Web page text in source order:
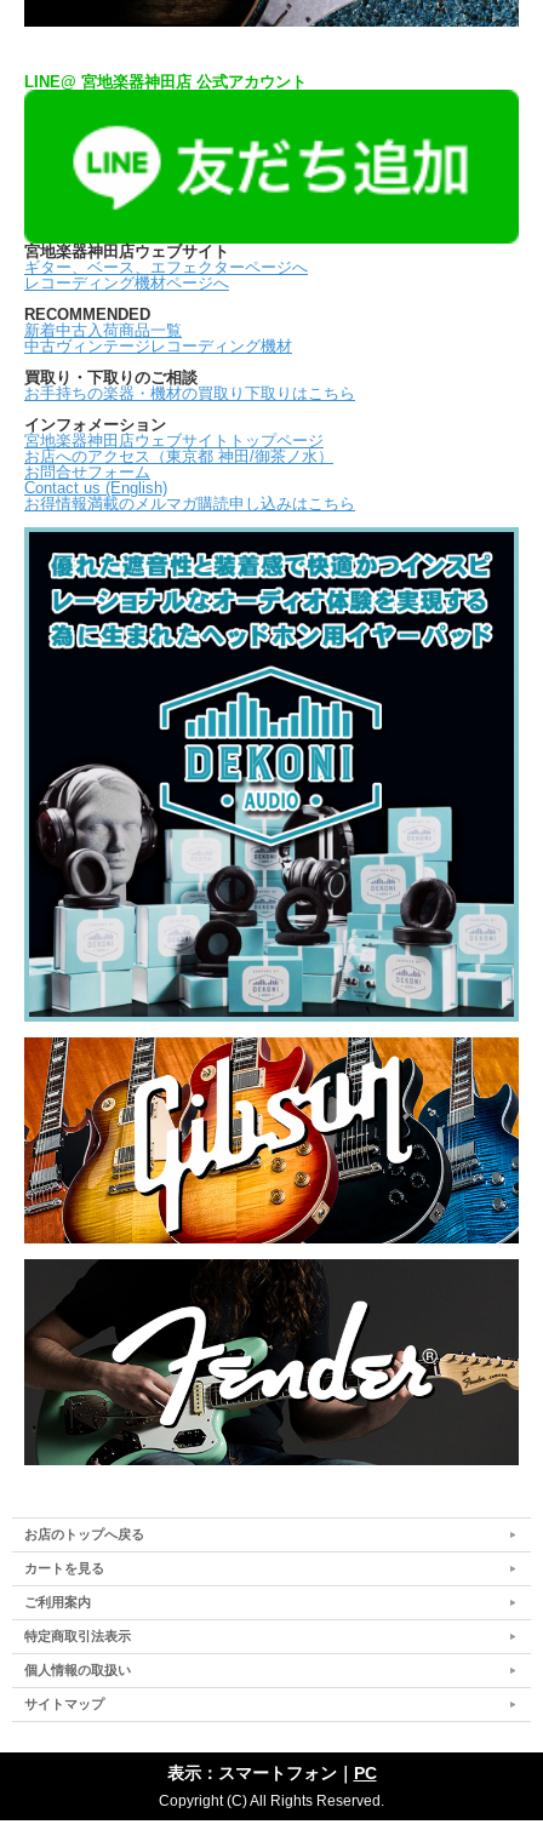
LINE@ 宮地楽器神田店 公式アカウント
宮地楽器神田店ウェブサイト
ギター、ベース、エフェクターページへ
レコーディング機材ページへ
RECOMMENDED
新着中古入荷商品一覧
中古ヴィンテージレコーディング機材
買取り・下取りのご相談
お手持ちの楽器・機材の買取り下取りはこちら
インフォメーション
宮地楽器神田店ウェブサイトトップページ
お店へのアクセス（東京都 神田/御茶ノ水）
お問合せフォーム
Contact us (English)
お得情報満載のメルマガ購読申し込みはこちら
お店のトップへ戻る
カートを見る
ご利用案内
特定商取引法表示
個人情報の取扱い
サイトマップ
表示：スマートフォン｜ PC
Copyright (C) All Rights Reserved.